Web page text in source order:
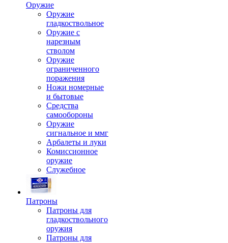
Оружие
Оружие
гладкоствольное
Оружие с
нарезным
стволом
Оружие
ограниченного
поражения
Ножи номерные
и бытовые
Средства
самообороны
Оружие
сигнальное и ммг
Арбалеты и луки
Комиссионное
оружие
Служебное
Патроны
Патроны для
гладкоствольного
оружия
Патроны для